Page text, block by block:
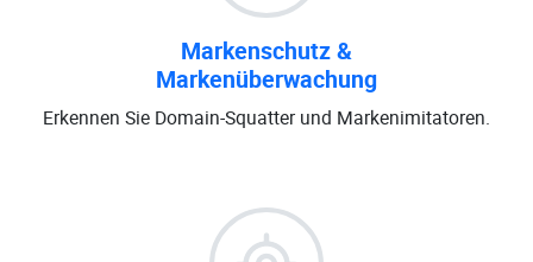
Markenschutz &
Markenüberwachung
Erkennen Sie Domain-Squatter und Markenimitatoren.